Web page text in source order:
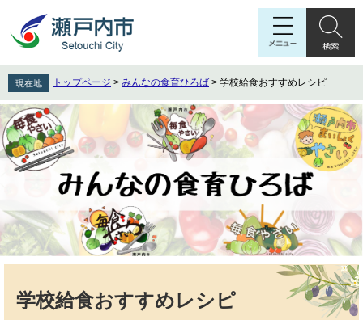
先
頭
で
す
。
を
飛
ば
し
て
本
現在地 トップページ > みんなの食育ひろば > 学校給食おすすめレシピ
学校給食おすすめレシピ